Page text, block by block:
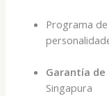
Programa
Garantía de
Singapura